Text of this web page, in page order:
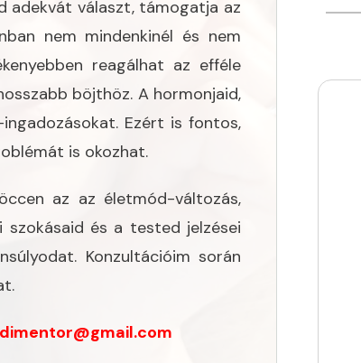
adekvát választ, támogatja az
nem mindenkinél és nem
reagálhat az efféle
böjthöz. A hormonjaid,
Ezért is fontos,
is okozhat.
az az életmód-változás,
szokásaid és a tested jelzései
Konzultációim során